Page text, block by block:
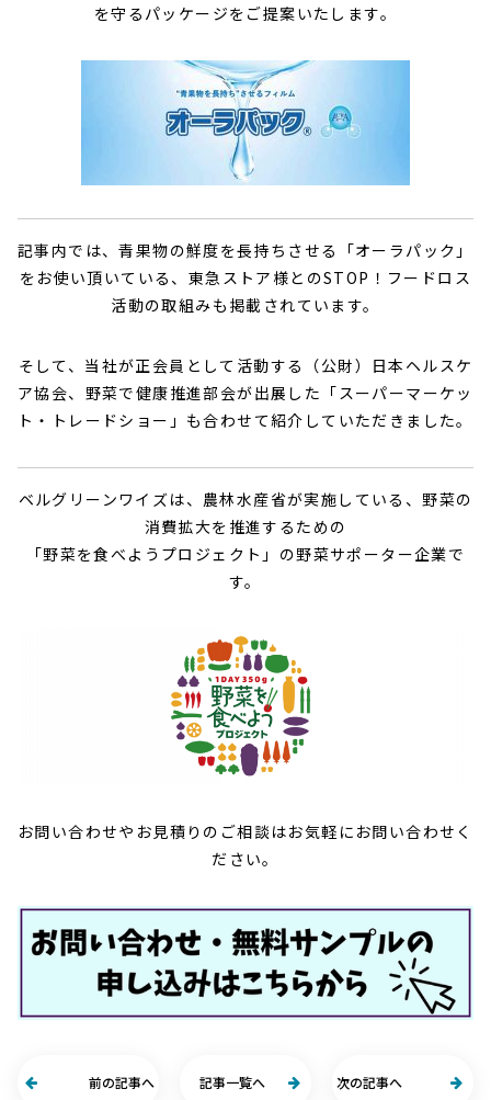
を守るパッケージをご提案いたします。
記事内では、青果物の鮮度を長持ちさせる「オーラパック」
をお使い頂いている、東急ストア様とのSTOP！フードロス
活動の取組みも掲載されています。
そして、当社が正会員として活動する（公財）日本ヘルスケ
ア協会、野菜で健康推進部会が出展した「スーパーマーケッ
ト・トレードショー」も合わせて紹介していただきました。
ベルグリーンワイズは、農林水産省が実施している、野菜の
消費拡大を推進するための
「野菜を食べようプロジェクト」の野菜サポーター企業で
す。
お問い合わせやお見積りのご相談はお気軽にお問い合わせく
ださい。
前の記事へ 記事一覧へ 次の記事へ